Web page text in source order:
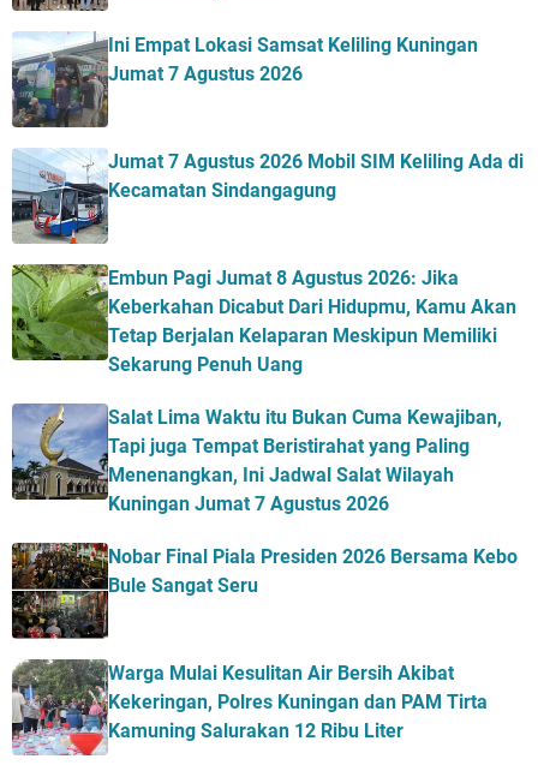
Ini Empat Lokasi Samsat Keliling Kuningan
Jumat 7 Agustus 2026
Jumat 7 Agustus 2026 Mobil SIM Keliling Ada di
Kecamatan Sindangagung
Embun Pagi Jumat 8 Agustus 2026: Jika
Keberkahan Dicabut Dari Hidupmu, Kamu Akan
Tetap Berjalan Kelaparan Meskipun Memiliki
Sekarung Penuh Uang
Salat Lima Waktu itu Bukan Cuma Kewajiban,
Tapi juga Tempat Beristirahat yang Paling
Menenangkan, Ini Jadwal Salat Wilayah
Kuningan Jumat 7 Agustus 2026
Nobar Final Piala Presiden 2026 Bersama Kebo
Bule Sangat Seru
Warga Mulai Kesulitan Air Bersih Akibat
Kekeringan, Polres Kuningan dan PAM Tirta
Kamuning Salurakan 12 Ribu Liter